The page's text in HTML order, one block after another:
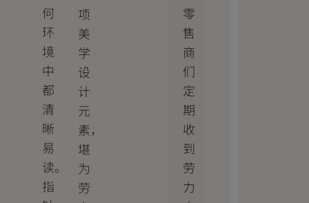
何
环
境
中
都
清
晰
易
读。
指
项
美
学
设
计
元
素，
堪
为
劳
零
售
商
们
定
期
收
到
劳
力